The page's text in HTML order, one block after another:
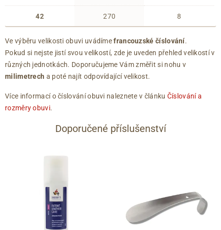
42 270 8
Ve výběru velikosti obuvi uvádímefrancouzské číslování.
Pokud si nejste jistí svou velikostí, zde je uveden přehled velikostí v
různých jednotkách. Doporučujeme Vám změřit si nohu v
milimetrech a poté najít odpovídající velikost.
Více informací o číslování obuvi naleznete v článku Číslování a
rozměry obuvi.
Doporučené příslušenství